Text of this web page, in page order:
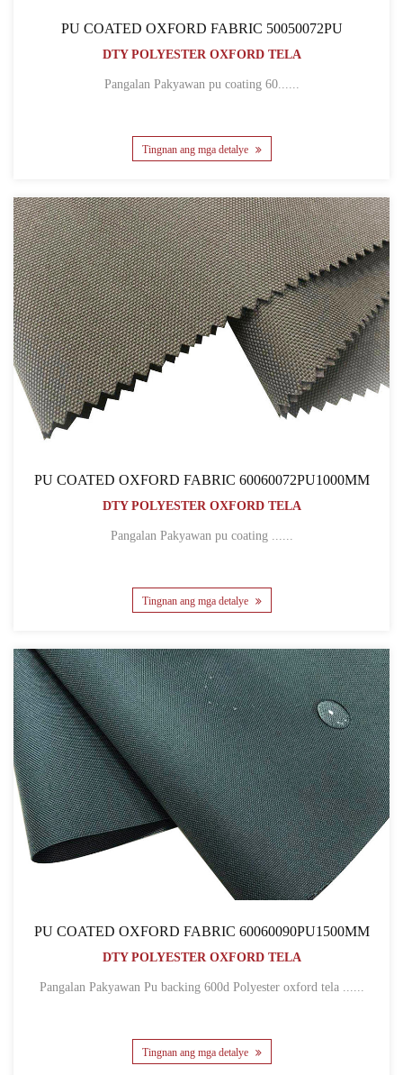
PU COATED OXFORD FABRIC 50050072PU
DTY POLYESTER OXFORD TELA
Pangalan Pakyawan pu coating 60......
Tingnan ang mga detalye
PU COATED OXFORD FABRIC 60060072PU1000MM
DTY POLYESTER OXFORD TELA
Pangalan Pakyawan pu coating ......
Tingnan ang mga detalye
PU COATED OXFORD FABRIC 60060090PU1500MM
DTY POLYESTER OXFORD TELA
Pangalan Pakyawan Pu backing 600d Polyester oxford tela ......
Tingnan ang mga detalye